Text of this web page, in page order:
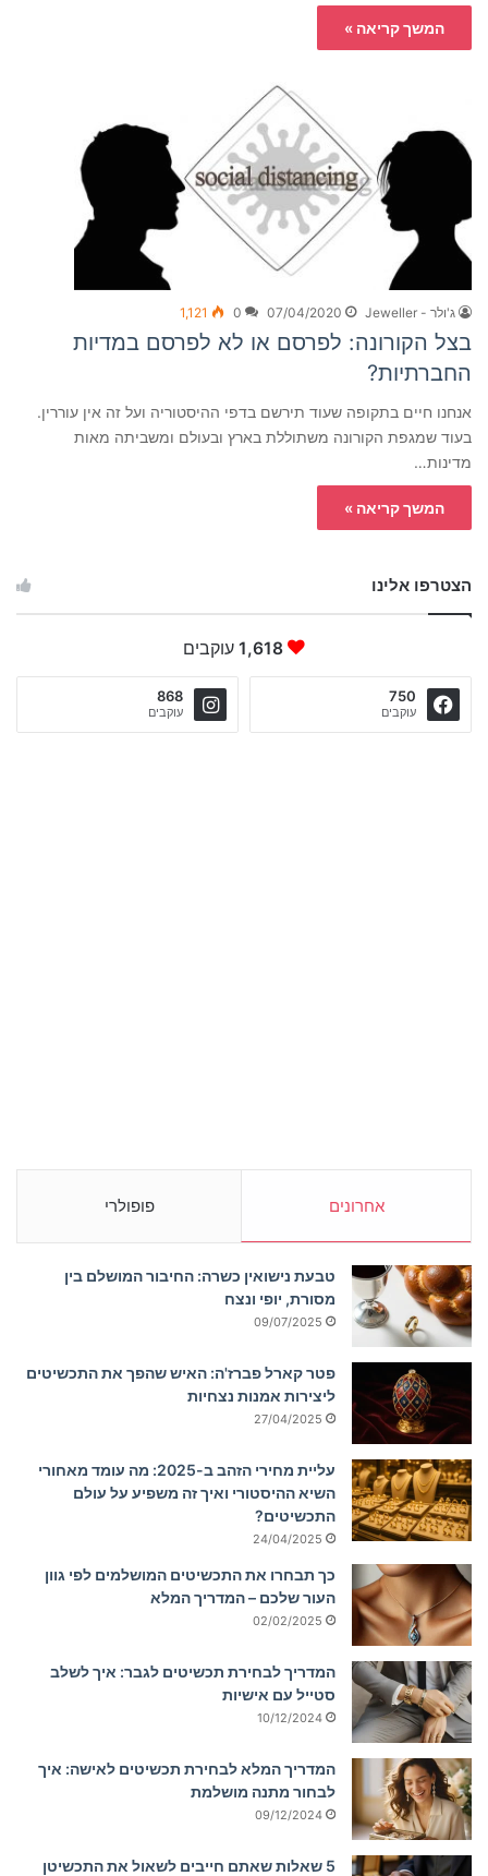
המשך קריאה »
ג'ולר - Jeweller 07/04/2020
0
1,121
בצל הקורונה: לפרסם או לא לפרסם במדיות
החברתיות?
אנחנו חיים בתקופה שעוד תירשם בדפי ההיסטוריה ועל זה אין עוררין.
בעוד שמגפת הקורונה משתוללת בארץ ובעולם ומשביתה מאות
מדינות…
המשך קריאה »
הצטרפו אלינו
1,618 עוקבים
750
עוקבים
868
עוקבים
אחרונים פופולרי
טבעת נישואין כשרה: החיבור המושלם בין
מסורת, יופי ונצח
09/07/2025
פטר קארל פברז'ה: האיש שהפך את התכשיטים
ליצירות אמנות נצחיות
27/04/2025
עליית מחירי הזהב ב-2025: מה עומד מאחורי
השיא ההיסטורי ואיך זה משפיע על עולם
התכשיטים?
24/04/2025
כך תבחרו את התכשיטים המושלמים לפי גוון
העור שלכם – המדריך המלא
02/02/2025
המדריך לבחירת תכשיטים לגבר: איך לשלב
סטייל עם אישיות
10/12/2024
המדריך המלא לבחירת תכשיטים לאישה: איך
לבחור מתנה מושלמת
09/12/2024
5 שאלות שאתם חייבים לשאול את התכשיטן